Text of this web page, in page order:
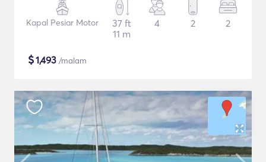
Kapal Pesiar Motor
37 ft
11 m
4 2 2
$1,493 /malam